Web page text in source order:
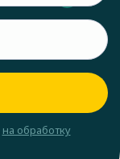
на обработку